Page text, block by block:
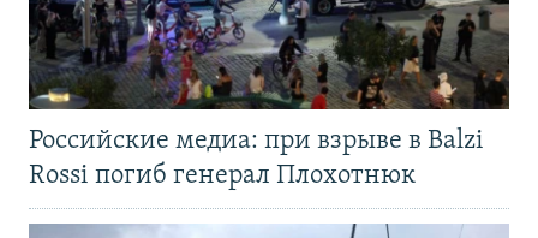
Российские медиа: при взрыве в Balzi
Rossi погиб генерал Плохотнюк